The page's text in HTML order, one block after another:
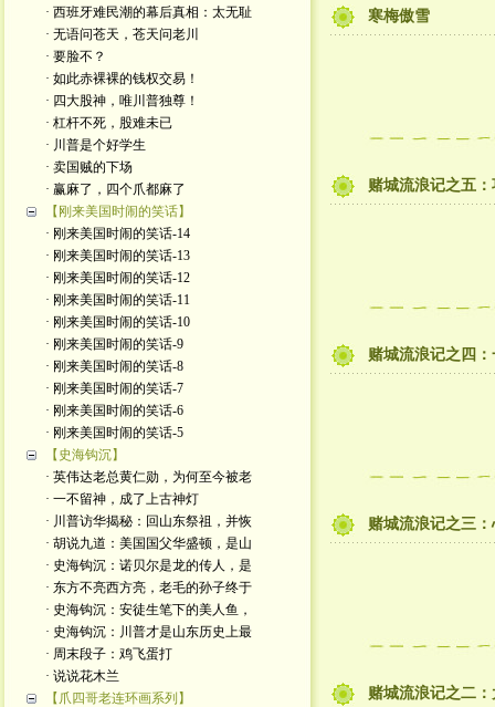
· 西班牙难民潮的幕后真相：太无耻
· 无语问苍天，苍天问老川
· 要脸不？
· 如此赤裸裸的钱权交易！
· 四大股神，唯川普独尊！
· 杠杆不死，股难未已
· 川普是个好学生
· 卖国贼的下场
· 赢麻了，四个爪都麻了
【刚来美国时闹的笑话】
· 刚来美国时闹的笑话-14
· 刚来美国时闹的笑话-13
· 刚来美国时闹的笑话-12
· 刚来美国时闹的笑话-11
· 刚来美国时闹的笑话-10
· 刚来美国时闹的笑话-9
· 刚来美国时闹的笑话-8
· 刚来美国时闹的笑话-7
· 刚来美国时闹的笑话-6
· 刚来美国时闹的笑话-5
【史海钩沉】
· 英伟达老总黄仁勋，为何至今被老
· 一不留神，成了上古神灯
· 川普访华揭秘：回山东祭祖，并恢
· 胡说九道：美国国父华盛顿，是山
· 史海钩沉：诺贝尔是龙的传人，是
· 东方不亮西方亮，老毛的孙子终于
· 史海钩沉：安徒生笔下的美人鱼，
· 史海钩沉：川普才是山东历史上最
· 周末段子：鸡飞蛋打
· 说说花木兰
【爪四哥老连环画系列】
寒梅傲雪
赌城流浪记之五
赌城流浪记之四
赌城流浪记之三
赌城流浪记之二